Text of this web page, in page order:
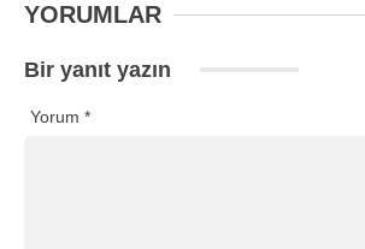
YORUMLAR
Bir yanıt yazın
Yorum *